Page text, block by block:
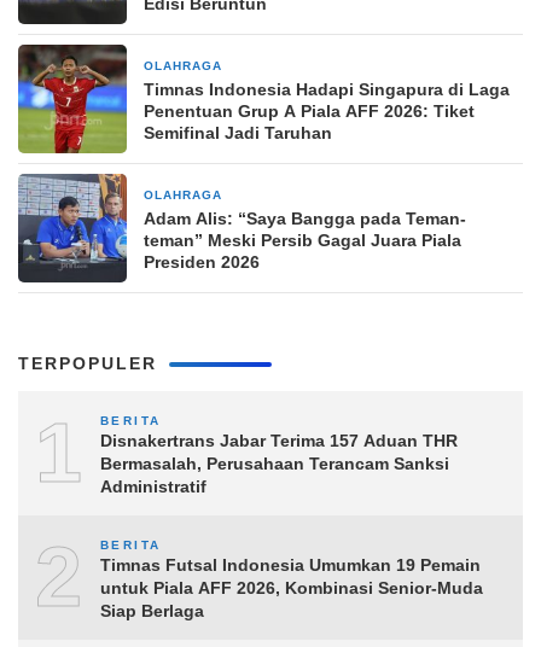
OLAHRAGA
Timnas Indonesia Hadapi Singapura di Laga
Penentuan Grup A Piala AFF 2026: Tiket
Semifinal Jadi Taruhan
OLAHRAGA
Adam Alis: “Saya Bangga pada Teman-
teman” Meski Persib Gagal Juara Piala
Presiden 2026
TERPOPULER
1 BERITA
Disnakertrans Jabar Terima 157 Aduan THR
Bermasalah, Perusahaan Terancam Sanksi
Administratif
2 BERITA
Timnas Futsal Indonesia Umumkan 19 Pemain
untuk Piala AFF 2026, Kombinasi Senior-Muda
Siap Berlaga